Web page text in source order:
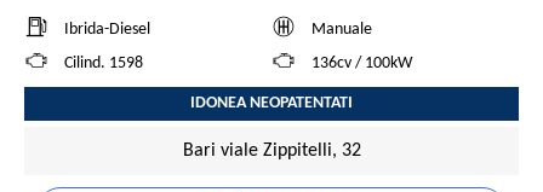
Ibrida-Diesel
Manuale
Cilind. 1598
136cv / 100kW
IDONEA NEOPATENTATI
Bari viale Zippitelli, 32